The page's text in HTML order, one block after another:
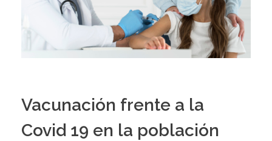
Vacunación frente a la
Covid 19 en la población